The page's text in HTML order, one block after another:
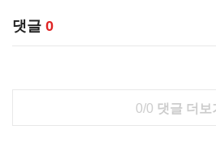
댓글 0
0/0 댓글 더보